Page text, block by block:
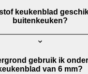
keukenblad
buitenkeuken?
gebruik ik
van 6 mm?